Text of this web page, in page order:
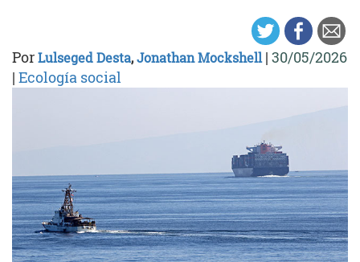
PorLulseged Desta,Jonathan Mockshell| 30/05/2026
| Ecología social